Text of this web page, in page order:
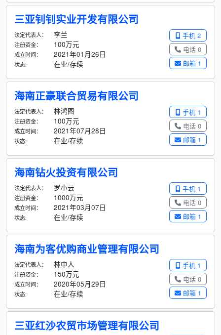
三亚钊钊实业开发有限公司
手机 2
电话 0
邮箱 1
法定代表人： 李兰
注册资金： 100万元
成立时间： 2021年01月26日
状态: 在业/存续
海南正豪联合贸易有限公司
手机 1
电话 0
邮箱 1
法定代表人： 林鸿图
注册资金： 100万元
成立时间： 2021年07月28日
状态: 在业/存续
海南钻火投资有限公司
手机 1
电话 0
邮箱 1
法定代表人： 罗小云
注册资金： 1000万元
成立时间： 2021年03月07日
状态: 在业/存续
海南为客优购商业管理有限公司
手机 1
电话 0
邮箱 1
法定代表人： 林中人
注册资金： 150万元
成立时间： 2020年05月29日
状态: 在业/存续
三亚红沙农贸市场管理有限公司